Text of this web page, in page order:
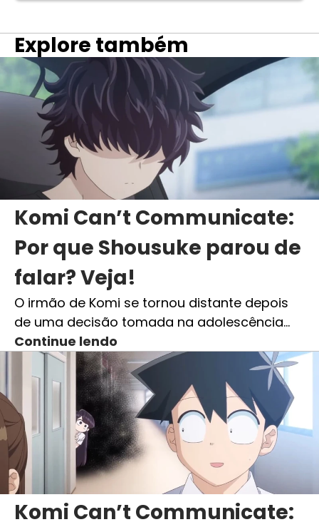
Explore também
Komi Can’t Communicate:
Por que Shousuke parou de
falar? Veja!
O irmão de Komi se tornou distante depois
de uma decisão tomada na adolescência…
Continue lendo
Komi Can’t Communicate: